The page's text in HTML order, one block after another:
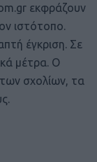
εκφράζουν
ιστότοπο.
έγκριση. Σε
μέτρα. Ο
σχολίων, τα